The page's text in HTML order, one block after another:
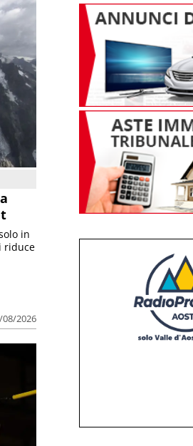
08/2026
in
riduce